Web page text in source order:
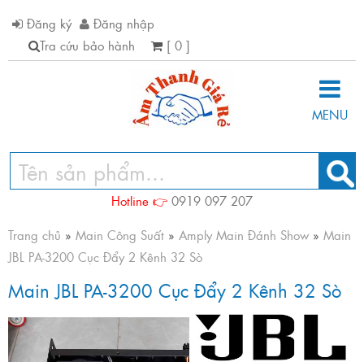
Đăng ký
Đăng nhập
Tra cứu bảo hành
[ 0 ]
MENU
Hotline 👉 0919 097 207
Trang chủ » Main Công Suất » Amply Main Đánh Show » Main
JBL PA-3200 Cục Đẩy 2 Kênh 32 Sò
Main JBL PA-3200 Cục Đẩy 2 Kênh 32 Sò